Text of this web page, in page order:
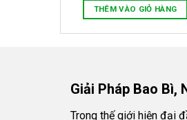
THÊM VÀO GIỎ HÀNG
Giải Pháp Bao Bì,
Trong thế giới hiện đại